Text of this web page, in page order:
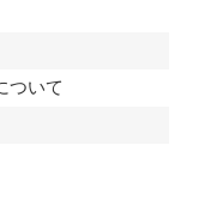
ついて